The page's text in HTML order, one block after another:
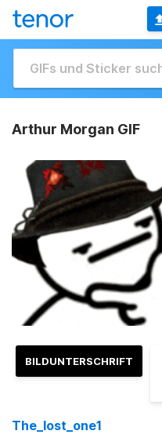
Arthur Morgan GIF
BILDUNTERSCHRIFT
The_lost_one1